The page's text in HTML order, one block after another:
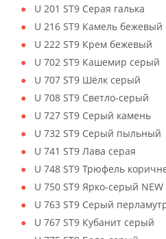
U 201 ST9 Серая галька
U 216 ST9 Камель бежевый
U 222 ST9 Крем бежевый
U 702 ST9 Кашемир серый
U 707 ST9 Шёлк серый
U 708 ST9 Светло-серый
U 727 ST9 Серый камень
U 732 ST9 Серый пыльный
U 741 ST9 Лава серая
U 748 ST9 Трюфель
U 750 ST9 Ярко-серый NEW
U 763 ST9 Серый
U 767 ST9 Кубанит серый